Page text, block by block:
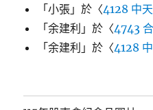
「小張 」於〈4128 中天
「余建利 」於〈4743
「余建利 」於〈4128